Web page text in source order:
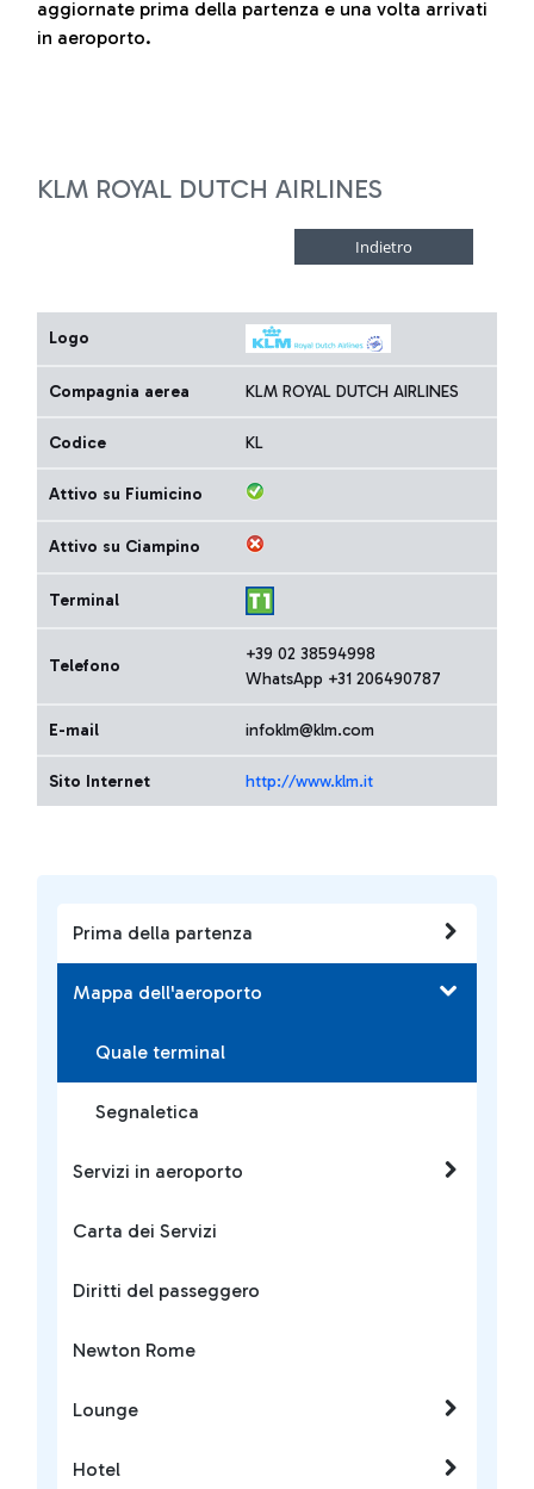
Prima della partenza
Mappa dell'aeroporto
Quale terminal
Segnaletica
Servizi in aeroporto
Carta dei Servizi
Diritti del passeggero
Newton Rome
Lounge
Hotel
aggiornate prima della partenza e una volta arrivati
in aeroporto.
KLM ROYAL DUTCH AIRLINES
Logo
Compagnia aerea KLM ROYAL DUTCH AIRLINES
Codice KL
Attivo su Fiumicino
Attivo su Ciampino
Terminal
Telefono
+39 02 38594998
WhatsApp +31 206490787
E-mail infoklm@klm.com
Sito Internet http://www.klm.it